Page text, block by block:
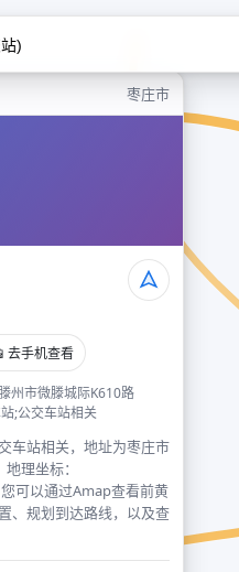
枣庄市
去手机查看
州市微滕城际K610路
;公交车站相关
车站相关，地址为枣庄市
理坐标：
可以通过Amap查看前黄
、规划到达路线，以及查